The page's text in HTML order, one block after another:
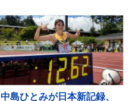
店に約100件の依頼
中島ひとみが日本新記録、